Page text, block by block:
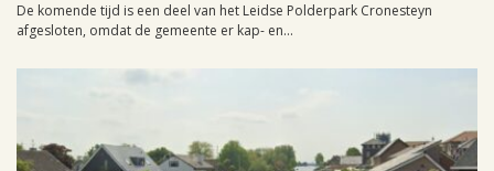
De komende tijd is een deel van het Leidse Polderpark Cronesteyn
afgesloten, omdat de gemeente er kap- en...